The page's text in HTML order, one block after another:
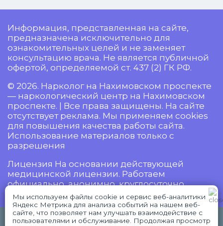
Информация, представленная на сайте,
предназначена исключительно для
ознакомительных целей и не заменяет
консультацию врача. Не является публичной
офертой, определяемой ст. 437 (2) ГК РФ.
© 2026. Нарколог на Нахимовском проспекте
— наркологический центр на Нахимовском
проспекте. | Все права защищены. На сайте
отсутствует реклама. Мы применяем cookies
для повышения качества работы сайта.
Использование материалов только с
разрешения
Лицензия На основании действующей
медицинской лицензии. Работаем
официально, анонимно, круглосуточно.
18+ Имеются противопоказания,
WhatsApp Telegram
Мы используем файлы cookie и сервис веб-аналитики
Яндекс Метрика для анализа событий на нашем веб-
сайте, что позволяет нам улучшать взаимодействие с
пользователями и обслуживание. Продолжая просмотр